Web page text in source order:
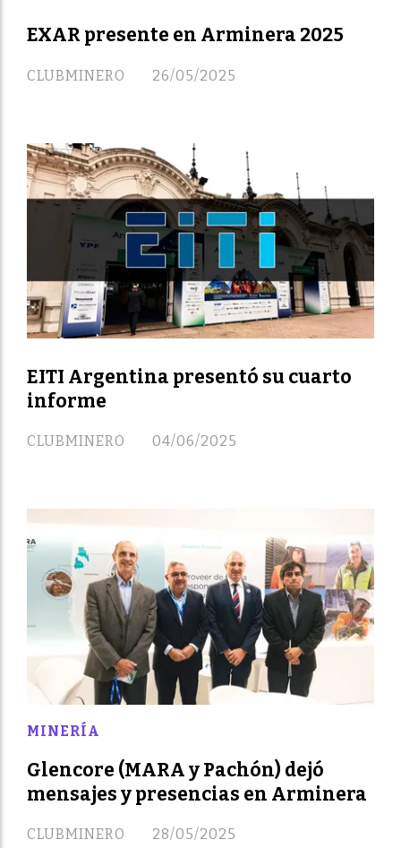
EXAR presente en Arminera 2025
CLUBMINERO 26/05/2025
EITI Argentina presentó su cuarto
informe
CLUBMINERO 04/06/2025
Glencore (MARA y Pachón) dejó
mensajes y presencias en Arminera
CLUBMINERO
MINERÍA
28/05/2025